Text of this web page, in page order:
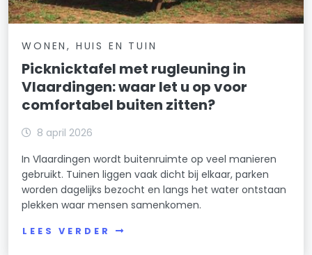
WONEN, HUIS EN TUIN
Picknicktafel met rugleuning in
Vlaardingen: waar let u op voor
comfortabel buiten zitten?
8 april 2026
In Vlaardingen wordt buitenruimte op veel manieren
gebruikt. Tuinen liggen vaak dicht bij elkaar, parken
worden dagelijks bezocht en langs het water ontstaan
plekken waar mensen samenkomen.
LEES VERDER